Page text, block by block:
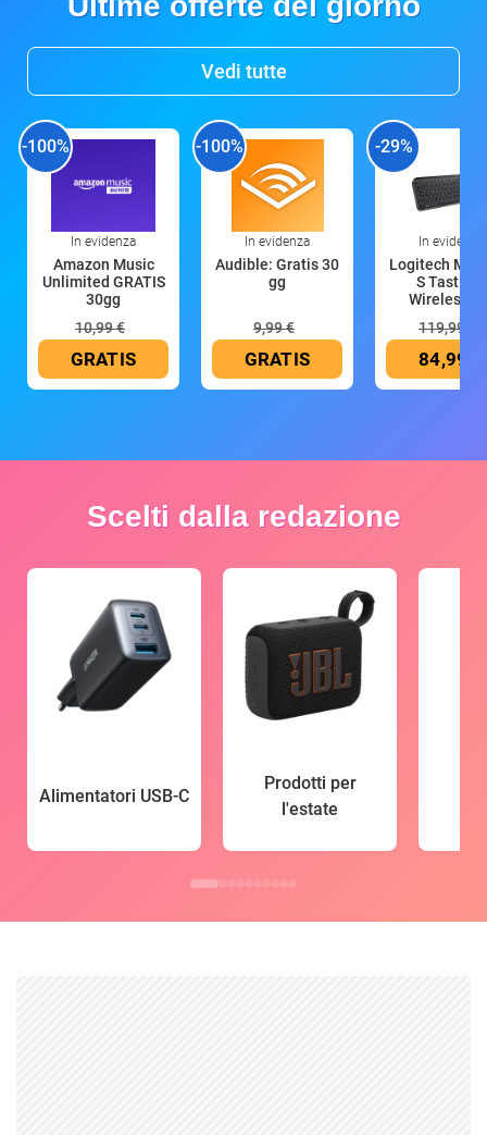
Vedi tutte
-100%
In evidenza
Amazon Music
Unlimited GRATIS
30gg
10,99 €
GRATIS
-100%
In evidenza
Audible: Gratis 30
gg
9,99 €
GRATIS
-29%
In evidenza
Logitech MX
S Tastiera
Wireless
119,99 €
84,99 €
Scelti dalla redazione
Alimentatori USB-C
Prodotti per
l'estate